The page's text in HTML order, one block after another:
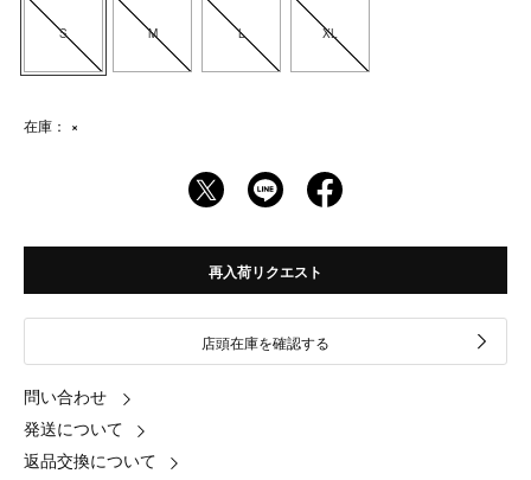
S M L XL
在庫： ×
再入荷リクエスト
店頭在庫を確認する
問い合わせ
発送について
返品交換について